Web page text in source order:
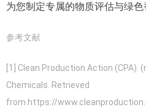
为您制定专属的物质评估与绿色
参考文献
[1] Clean Production Action (CPA).
Chemicals. Retrieved
from https://